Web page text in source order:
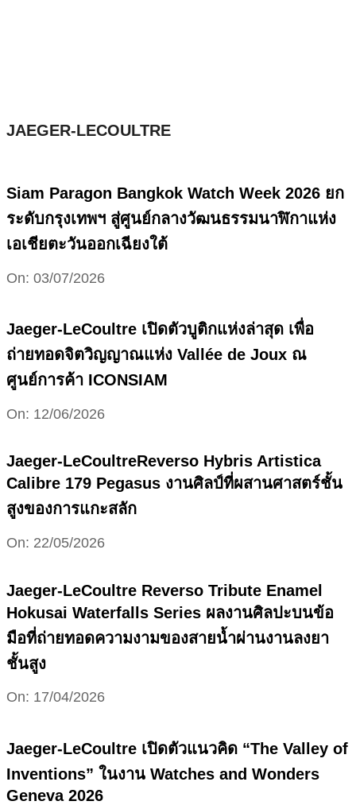
JAEGER-LECOULTRE
Siam Paragon Bangkok Watch Week 2026 ยก
ระดับกรุงเทพฯ สู่ศูนย์กลางวัฒนธรรมนาฬิกาแห่ง
เอเชียตะวันออกเฉียงใต้
2026-
On: 03/07/2026
Jaeger-LeCoultre เปิดตัวบูติกแห่งล่าสุด เพื่อ
ถ่ายทอดจิตวิญญาณแห่ง Vallée de Joux ณ
ศูนย์การค้า ICONSIAM
2026-
On: 12/06/2026
Jaeger-LeCoultreReverso Hybris Artistica
Calibre 179 Pegasus งานศิลป์ที่ผสานศาสตร์ชั้น
สูงของการแกะสลัก
2026-
On: 22/05/2026
Jaeger-LeCoultre Reverso Tribute Enamel
Hokusai Waterfalls Series ผลงานศิลปะบนข้อ
มือที่ถ่ายทอดความงามของสายน้ำผ่านงานลงยา
ชั้นสูง
2026-
On: 17/04/2026
Jaeger-LeCoultre เปิดตัวแนวคิด “The Valley of
Inventions” ในงาน Watches and Wonders
Geneva 2026